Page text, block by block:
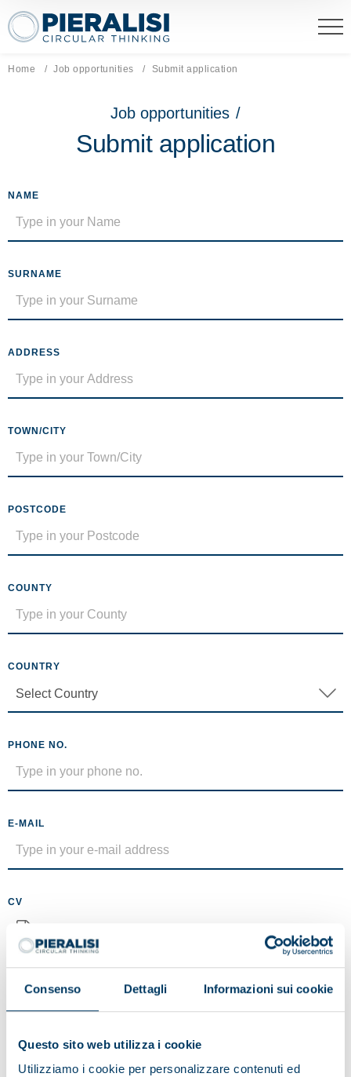
Consenso Dettagli Informazioni sui cookie
Questo sito web utilizza i cookie
Utilizziamo i cookie per personalizzare contenuti ed
Pieralisi Maip Spa
Home Job opportunities Current page:
Submit application
Job opportunities /
Submit application
NAME
SURNAME
ADDRESS
TOWN/CITY
POSTCODE
COUNTY
COUNTRY
PHONE NO.
E-MAIL
CV
Maximum size 5MB (.pdf)
MESSAGE